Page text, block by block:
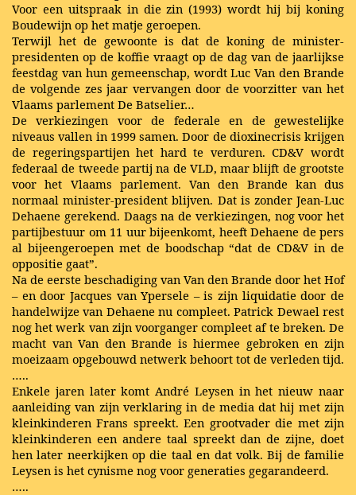
Voor een uitspraak in die zin (1993) wordt hij bij koning
Boudewijn op het matje geroepen.
Terwijl het de gewoonte is dat de koning de minister-
presidenten op de koffie vraagt op de dag van de jaarlijkse
feestdag van hun gemeenschap, wordt Luc Van den Brande
de volgende zes jaar vervangen door de voorzitter van het
Vlaams parlement De Batselier…
De verkiezingen voor de federale en de gewestelijke
niveaus vallen in 1999 samen. Door de dioxinecrisis krijgen
de regeringspartijen het hard te verduren. CD&V wordt
federaal de tweede partij na de VLD, maar blijft de grootste
voor het Vlaams parlement. Van den Brande kan dus
normaal minister-president blijven. Dat is zonder Jean-Luc
Dehaene gerekend. Daags na de verkiezingen, nog voor het
partijbestuur om 11 uur bijeenkomt, heeft Dehaene de pers
al bijeengeroepen met de boodschap “dat de CD&V in de
oppositie gaat”.
Na de eerste beschadiging van Van den Brande door het Hof
– en door Jacques van Ypersele – is zijn liquidatie door de
handelwijze van Dehaene nu compleet. Patrick Dewael rest
nog het werk van zijn voorganger compleet af te breken. De
macht van Van den Brande is hiermee gebroken en zijn
moeizaam opgebouwd netwerk behoort tot de verleden tijd.
…..
Enkele jaren later komt André Leysen in het nieuw naar
aanleiding van zijn verklaring in de media dat hij met zijn
kleinkinderen Frans spreekt. Een grootvader die met zijn
kleinkinderen een andere taal spreekt dan de zijne, doet
hen later neerkijken op die taal en dat volk. Bij de familie
Leysen is het cynisme nog voor generaties gegarandeerd.
…..